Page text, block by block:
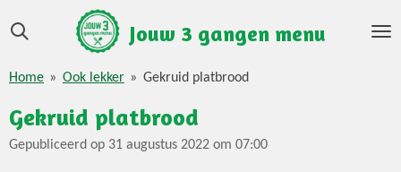
direct
de
Jouw 3 gangen menu
Home » Ook lekker » Gekruid platbrood
Gekruid platbrood
Gepubliceerd op 31 augustus 2022 om 07:00